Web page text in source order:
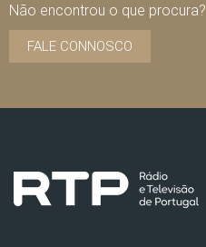
Não encontrou o que procura?
FALE CONNOSCO